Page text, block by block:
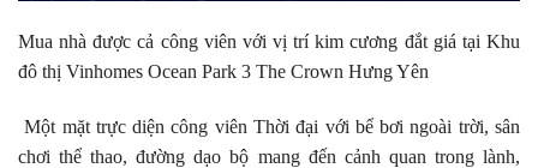
Mua nhà được cả công viên với vị trí kim cương đắt giá tại Khu
đô thị Vinhomes Ocean Park 3 The Crown Hưng Yên
Một mặt trực diện công viên Thời đại với bể bơi ngoài trời, sân
chơi thể thao, đường dạo bộ mang đến cảnh quan trong lành,